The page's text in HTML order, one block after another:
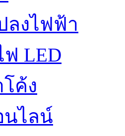
ลงไฟฟ้า
LED
ค้ง
นไลน์